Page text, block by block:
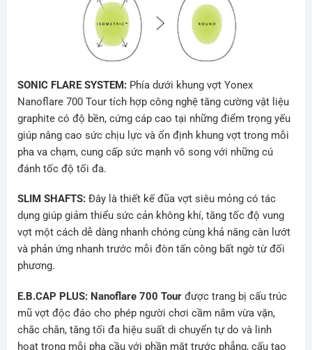
SONIC FLARE SYSTEM:Phía dưới khung vợt Yonex
Nanoflare 700 Tour tích hợp công nghệ tăng cường vật liệu
graphite có độ bền, cứng cáp cao tại những điểm trọng yếu
giúp nâng cao sức chịu lực và ổn định khung vợt trong mỗi
pha va chạm, cung cấp sức mạnh vô song với những cú
đánh tốc độ tối đa.
SLIM SHAFTS:Đây là thiết kế đũa vợt siêu mỏng có tác
dụng giúp giảm thiểu sức cản không khí, tăng tốc độ vung
vợt một cách dễ dàng nhanh chóng cùng khả năng càn lướt
và phản ứng nhanh trước mỗi đòn tấn công bất ngờ từ đối
phương.
E.B.CAP PLUS: Nanoflare 700 Tourđược trang bị cấu trúc
mũ vợt độc đáo cho phép người chơi cầm nắm vừa vặn,
chắc chắn, tăng tối đa hiệu suất di chuyển tự do và linh
hoạt trong mỗi pha cầu với phần mặt trước phẳng, cấu tạo